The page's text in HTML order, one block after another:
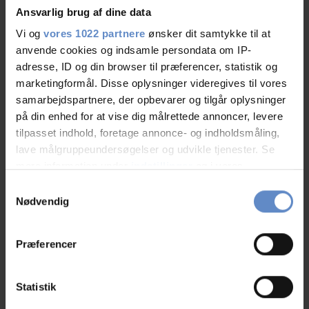
Ansvarlig brug af dine data
Vi og vores 1022 partnere ønsker dit samtykke til at
anvende cookies og indsamle persondata om IP-
adresse, ID og din browser til præferencer, statistik og
marketingformål. Disse oplysninger videregives til vores
samarbejdspartnere, der opbevarer og tilgår oplysninger
på din enhed for at vise dig målrettede annoncer, levere
tilpasset indhold, foretage annonce- og indholdsmåling,
lave målgruppeundersøgelser og udvikle tjenester. Se
tilbage eller ændre indstillinger fra vores
"Cookiedeklaration", eller ved at trykke på "Privacy
Indsamle præcise oplysninger om din placering,
Nødvendig
Præferencer
Statistik
Sport
Bicycle Rental
Hostel Facilities
TV-lounge
Telephone +45 9842 1475
Email frederikshavn@danhostel.dk